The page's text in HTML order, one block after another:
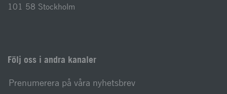
101 58 Stockholm
Följ oss i andra kanaler
Prenumerera på våra nyhetsbrev